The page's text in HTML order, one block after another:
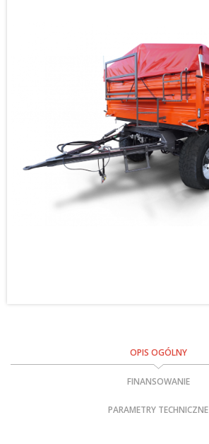
OPIS OGÓLNY
FINANSOWANIE
PARAMETRY TECHNICZNE